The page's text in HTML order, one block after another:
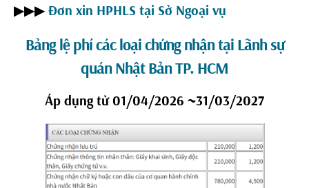
▶▶▶ Đơn xin HPHLS tại Sở Ngoại vụ
Bảng lệ phí các loại chứng nhận tại Lãnh sự
quán Nhật Bản TP. HCM
Áp dụng từ 01/04/2026 ~31/03/2027